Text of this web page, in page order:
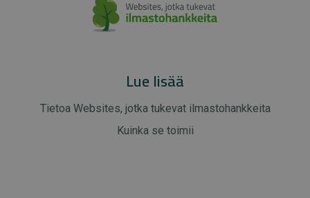
Lue lisää
Tietoa Websites, jotka tukevat ilmastohankkeita
Kuinka se toimii